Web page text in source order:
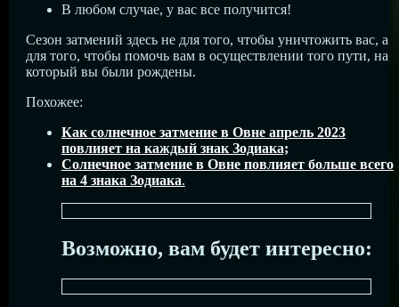
В любом случае, у вас все получится!
Сезон затмений здесь не для того, чтобы уничтожить вас, а
для того, чтобы помочь вам в осуществлении того пути, на
который вы были рождены.
Похожее:
Как солнечное затмение в Овне апрель 2023
повлияет на каждый знак Зодиака;
Солнечное затмение в Овне повлияет больше всего
на 4 знака Зодиака.
Возможно, вам будет интересно: